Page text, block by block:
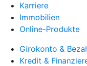
Karriere
Immobilien
Online-Produkte
Girokonto &
Kredit &